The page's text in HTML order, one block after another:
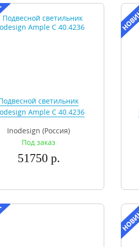
светильник
Ample C 40.4236
Inodesign (Россия)
Под заказ
51750 р.